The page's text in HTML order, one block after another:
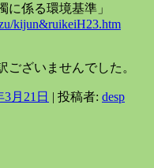
係る環境基準」
kijun&ruikeiH23.htm
ざいませんでした。
3月21日 | 投稿者: desp